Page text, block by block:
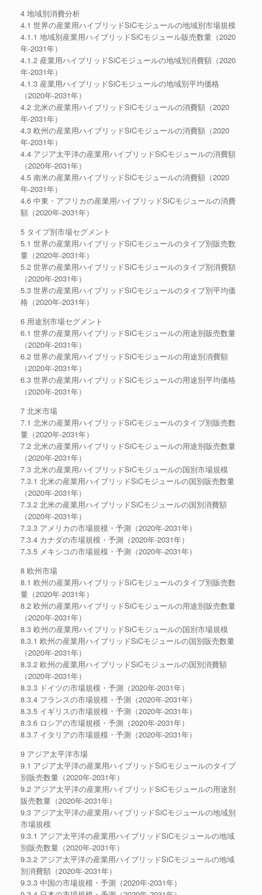
4 地域別消費分析
4.1 世界の産業用ハイブリッドSiCモジュールの地域別市場規模
4.1.1 地域別産業用ハイブリッドSiCモジュール販売数量（2020
年-2031年）
4.1.2 産業用ハイブリッドSiCモジュールの地域別消費額（2020
年-2031年）
4.1.3 産業用ハイブリッドSiCモジュールの地域別平均価格
（2020年-2031年）
4.2 北米の産業用ハイブリッドSiCモジュールの消費額（2020
年-2031年）
4.3 欧州の産業用ハイブリッドSiCモジュールの消費額（2020
年-2031年）
4.4 アジア太平洋の産業用ハイブリッドSiCモジュールの消費額
（2020年-2031年）
4.5 南米の産業用ハイブリッドSiCモジュールの消費額（2020
年-2031年）
4.6 中東・アフリカの産業用ハイブリッドSiCモジュールの消費
額（2020年-2031年）
5 タイプ別市場セグメント
5.1 世界の産業用ハイブリッドSiCモジュールのタイプ別販売数
量（2020年-2031年）
5.2 世界の産業用ハイブリッドSiCモジュールのタイプ別消費額
（2020年-2031年）
5.3 世界の産業用ハイブリッドSiCモジュールのタイプ別平均価
格（2020年-2031年）
6 用途別市場セグメント
6.1 世界の産業用ハイブリッドSiCモジュールの用途別販売数量
（2020年-2031年）
6.2 世界の産業用ハイブリッドSiCモジュールの用途別消費額
（2020年-2031年）
6.3 世界の産業用ハイブリッドSiCモジュールの用途別平均価格
（2020年-2031年）
7 北米市場
7.1 北米の産業用ハイブリッドSiCモジュールのタイプ別販売数
量（2020年-2031年）
7.2 北米の産業用ハイブリッドSiCモジュールの用途別販売数量
（2020年-2031年）
7.3 北米の産業用ハイブリッドSiCモジュールの国別市場規模
7.3.1 北米の産業用ハイブリッドSiCモジュールの国別販売数量
（2020年-2031年）
7.3.2 北米の産業用ハイブリッドSiCモジュールの国別消費額
（2020年-2031年）
7.3.3 アメリカの市場規模・予測（2020年-2031年）
7.3.4 カナダの市場規模・予測（2020年-2031年）
7.3.5 メキシコの市場規模・予測（2020年-2031年）
8 欧州市場
8.1 欧州の産業用ハイブリッドSiCモジュールのタイプ別販売数
量（2020年-2031年）
8.2 欧州の産業用ハイブリッドSiCモジュールの用途別販売数量
（2020年-2031年）
8.3 欧州の産業用ハイブリッドSiCモジュールの国別市場規模
8.3.1 欧州の産業用ハイブリッドSiCモジュールの国別販売数量
（2020年-2031年）
8.3.2 欧州の産業用ハイブリッドSiCモジュールの国別消費額
（2020年-2031年）
8.3.3 ドイツの市場規模・予測（2020年-2031年）
8.3.4 フランスの市場規模・予測（2020年-2031年）
8.3.5 イギリスの市場規模・予測（2020年-2031年）
8.3.6 ロシアの市場規模・予測（2020年-2031年）
8.3.7 イタリアの市場規模・予測（2020年-2031年）
9 アジア太平洋市場
9.1 アジア太平洋の産業用ハイブリッドSiCモジュールのタイプ
別販売数量（2020年-2031年）
9.2 アジア太平洋の産業用ハイブリッドSiCモジュールの用途別
販売数量（2020年-2031年）
9.3 アジア太平洋の産業用ハイブリッドSiCモジュールの地域別
市場規模
9.3.1 アジア太平洋の産業用ハイブリッドSiCモジュールの地域
別販売数量（2020年-2031年）
9.3.2 アジア太平洋の産業用ハイブリッドSiCモジュールの地域
別消費額（2020年-2031年）
9.3.3 中国の市場規模・予測（2020年-2031年）